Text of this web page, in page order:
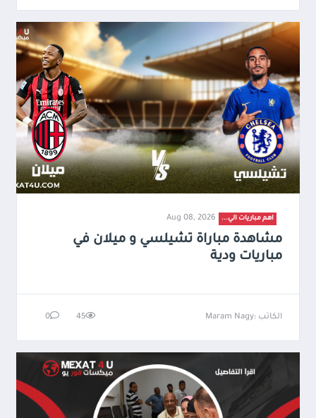
اهم مباريات الي... Aug 08, 2026
مشاهدة مباراة تشيلسي و ميلان في
مباريات ودية
الكاتب :Maram Nagy 45
0